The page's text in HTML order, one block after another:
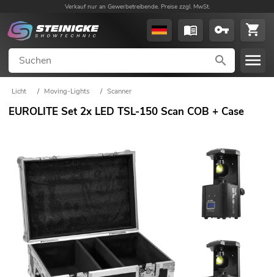
Verkauf nur an Gewerbetreibende. Preise zzgl. MwSt.
Licht / Moving-Lights / Scanner
EUROLITE Set 2x LED TSL-150 Scan COB + Case